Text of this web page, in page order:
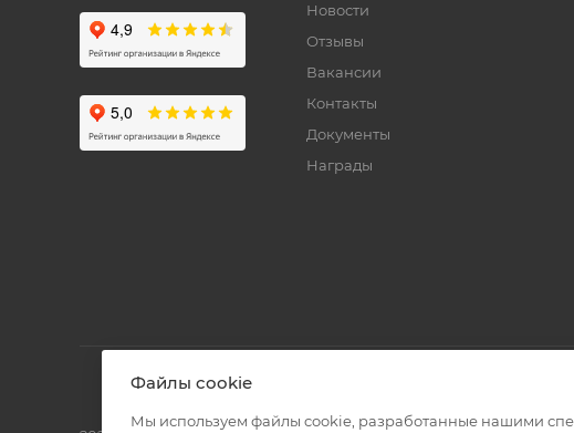
Новости
Отзывы
Вакансии
Контакты
Документы
Награды
Файлы cookie
Мы используем файлы cookie, разработанные нашими